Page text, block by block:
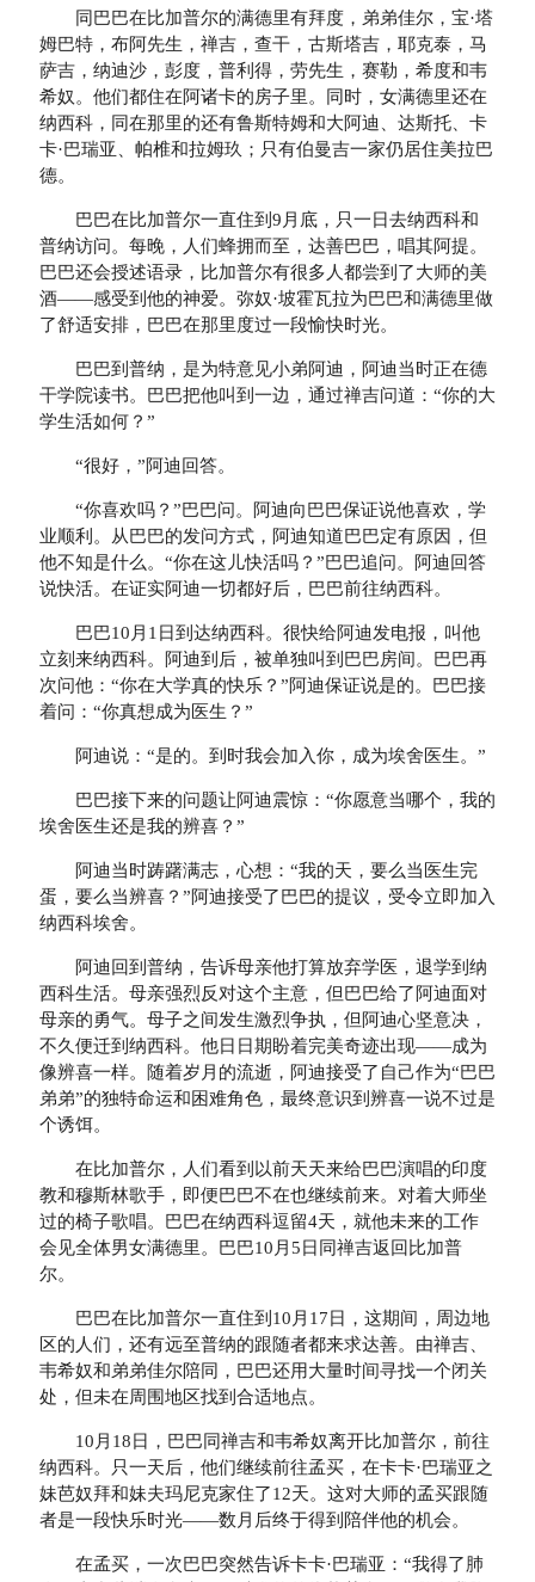
同巴巴在比加普尔的满德里有拜度，弟弟佳尔，宝·塔
姆巴特，布阿先生，禅吉，查干，古斯塔吉，耶克泰，马
萨吉，纳迪沙，彭度，普利得，劳先生，赛勒，希度和韦
希奴。他们都住在阿诸卡的房子里。同时，女满德里还在
纳西科，同在那里的还有鲁斯特姆和大阿迪、达斯托、卡
卡·巴瑞亚、帕椎和拉姆玖；只有伯曼吉一家仍居住美拉巴
德。
巴巴在比加普尔一直住到9月底，只一日去纳西科和
普纳访问。每晚，人们蜂拥而至，达善巴巴，唱其阿提。
巴巴还会授述语录，比加普尔有很多人都尝到了大师的美
酒——感受到他的神爱。弥奴·坡霍瓦拉为巴巴和满德里做
了舒适安排，巴巴在那里度过一段愉快时光。
巴巴到普纳，是为特意见小弟阿迪，阿迪当时正在德
干学院读书。巴巴把他叫到一边，通过禅吉问道：“你的大
学生活如何？”
“很好，”阿迪回答。
“你喜欢吗？”巴巴问。阿迪向巴巴保证说他喜欢，学
业顺利。从巴巴的发问方式，阿迪知道巴巴定有原因，但
他不知是什么。“你在这儿快活吗？”巴巴追问。阿迪回答
说快活。在证实阿迪一切都好后，巴巴前往纳西科。
巴巴10月1日到达纳西科。很快给阿迪发电报，叫他
立刻来纳西科。阿迪到后，被单独叫到巴巴房间。巴巴再
次问他：“你在大学真的快乐？”阿迪保证说是的。巴巴接
着问：“你真想成为医生？”
阿迪说：“是的。到时我会加入你，成为埃舍医生。”
巴巴接下来的问题让阿迪震惊：“你愿意当哪个，我的
埃舍医生还是我的辨喜？”
阿迪当时踌躇满志，心想：“我的天，要么当医生完
蛋，要么当辨喜？”阿迪接受了巴巴的提议，受令立即加入
纳西科埃舍。
阿迪回到普纳，告诉母亲他打算放弃学医，退学到纳
西科生活。母亲强烈反对这个主意，但巴巴给了阿迪面对
母亲的勇气。母子之间发生激烈争执，但阿迪心坚意决，
不久便迁到纳西科。他日日期盼着完美奇迹出现——成为
像辨喜一样。随着岁月的流逝，阿迪接受了自己作为“巴巴
弟弟”的独特命运和困难角色，最终意识到辨喜一说不过是
个诱饵。
在比加普尔，人们看到以前天天来给巴巴演唱的印度
教和穆斯林歌手，即便巴巴不在也继续前来。对着大师坐
过的椅子歌唱。巴巴在纳西科逗留4天，就他未来的工作
会见全体男女满德里。巴巴10月5日同禅吉返回比加普
尔。
巴巴在比加普尔一直住到10月17日，这期间，周边地
区的人们，还有远至普纳的跟随者都来求达善。由禅吉、
韦希奴和弟弟佳尔陪同，巴巴还用大量时间寻找一个闭关
处，但未在周围地区找到合适地点。
10月18日，巴巴同禅吉和韦希奴离开比加普尔，前往
纳西科。只一天后，他们继续前往孟买，在卡卡·巴瑞亚之
妹芭奴拜和妹夫玛尼克家住了12天。这对大师的孟买跟随
者是一段快乐时光——数月后终于得到陪伴他的机会。
在孟买，一次巴巴突然告诉卡卡·巴瑞亚：“我得了肺